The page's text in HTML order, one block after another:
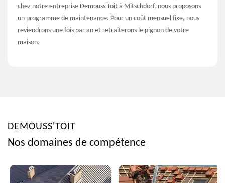
chez notre entreprise Demouss'Toit à Mitschdorf, nous proposons
un programme de maintenance. Pour un coût mensuel fixe, nous
reviendrons une fois par an et retraiterons le pignon de votre
maison.
DEMOUSS'TOIT
Nos domaines de compétence